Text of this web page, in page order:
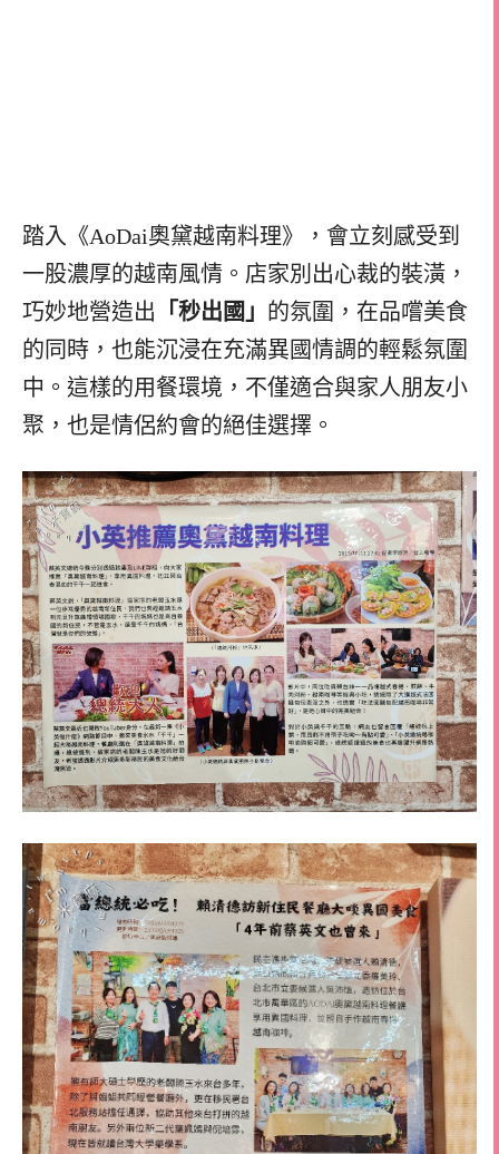
踏入《AoDai奧黛越南料理》，會立刻感受到
一股濃厚的越南風情。店家別出心裁的裝潢，
巧妙地營造出 「秒出國」 的氛圍，在品嚐美食
的同時，也能沉浸在充滿異國情調的輕鬆氛圍
中。這樣的用餐環境，不僅適合與家人朋友小
聚，也是情侶約會的絕佳選擇。